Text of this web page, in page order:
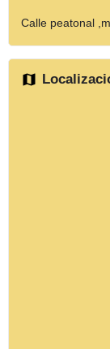
Calle peatonal